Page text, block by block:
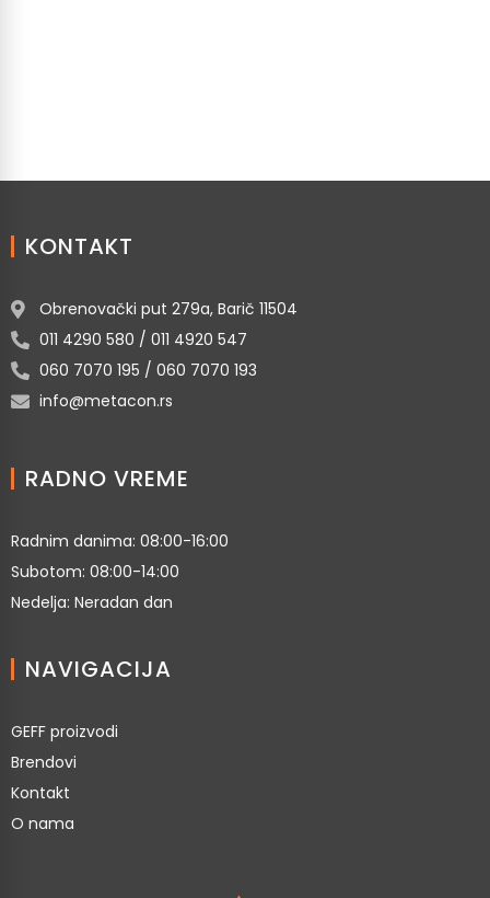
KONTAKT
Obrenovački put 279a, Barič 11504
011 4290 580 / 011 4920 547
060 7070 195 / 060 7070 193
info@metacon.rs
RADNO VREME
Radnim danima: 08:00-16:00
Subotom: 08:00-14:00
Nedelja: Neradan dan
NAVIGACIJA
GEFF proizvodi
Brendovi
Kontakt
O nama